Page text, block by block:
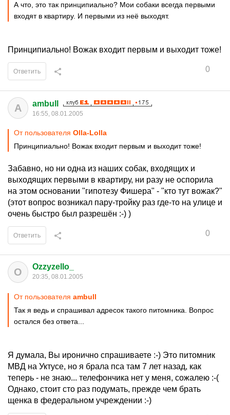
А что, это так принципиально? Мои собаки всегда первыми
входят в квартиру. И первыми из неё выходят.
Принципиально! Вожак входит первым и выходит тоже!
0
Ответить
A ambull
16:55, 08.01.2005
От пользователя Olla-Lolla
Принципиально! Вожак входит первым и выходит тоже!
Забавно, но ни одна из наших собак, входящих и
выходящих первыми в квартиру, ни разу не оспорила
на этом основании "гипотезу Фишера" - "кто тут вожак?"
(этот вопрос возникал пару-тройку раз где-то на улице и
очень быстро был разрешён :-) )
0
Ответить
O Ozzyzello_
20:35, 08.01.2005
От пользователя ambull
Так я ведь и спрашивал адресок такого питомника. Вопрос
остался без ответа...
Я думала, Вы иронично спрашиваете :-) Это питомник
МВД на Уктусе, но я брала пса там 7 лет назад, как
теперь - не знаю... телефончика нет у меня, сожалею :-(
Однако, стоит сто раз подумать, прежде чем брать
щенка в федеральном учреждении :-)